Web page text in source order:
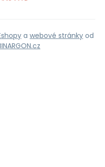
a webové stránky od